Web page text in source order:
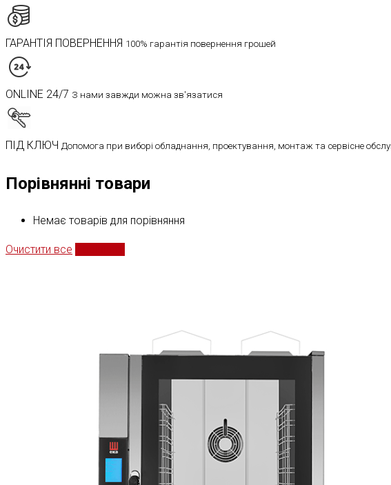
ГАРАНТІЯ ПОВЕРНЕННЯ 100% гарантія повернення грошей
ONLINE 24/7 З нами завжди можна зв'язатися
ПІД КЛЮЧ Допомога при виборі обладнання, проектування, монтаж та сервісне
Порівнянні товари
Немає товарів для порівняння
Очистити все